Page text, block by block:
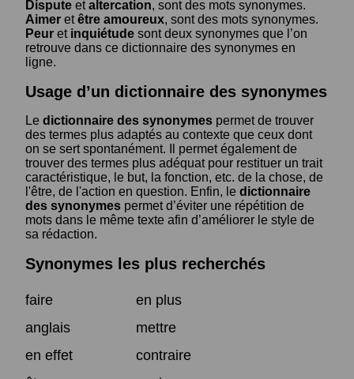
Dispute etaltercation, sont des mots synonymes.
Aimer etêtre amoureux, sont des mots synonymes.
Peur et inquiétude sont deux synonymes que l’on
retrouve dans ce dictionnaire des synonymes en
ligne.
Usage d’un dictionnaire des synonymes
Le dictionnaire des synonymes permet de trouver
des termes plus adaptés au contexte que ceux dont
on se sert spontanément. Il permet également de
trouver des termes plus adéquat pour restituer un trait
caractéristique, le but, la fonction, etc. de la chose, de
l'être, de l'action en question. Enfin, le dictionnaire
des synonymes permet d’éviter une répétition de
mots dans le même texte afin d’améliorer le style de
sa rédaction.
Synonymes les plus recherchés
faire
en plus
anglais
mettre
en effet
contraire